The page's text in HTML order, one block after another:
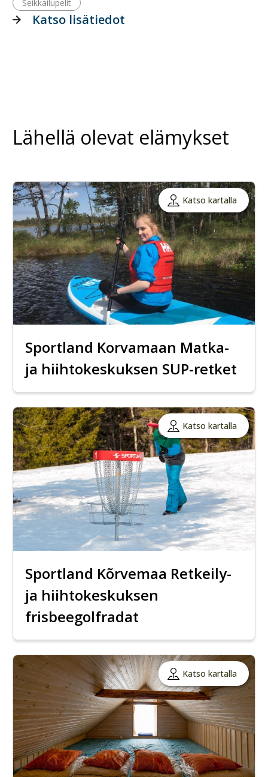
Seikkailupelit
Katso lisätiedot
Lähellä olevat elämykset
Katso kartalla
Sportland Korvamaan Matka-
ja hiihtokeskuksen SUP-retket
Katso kartalla
Sportland Kõrvemaa Retkeily-
ja hiihtokeskuksen
frisbeegolfradat
Katso kartalla